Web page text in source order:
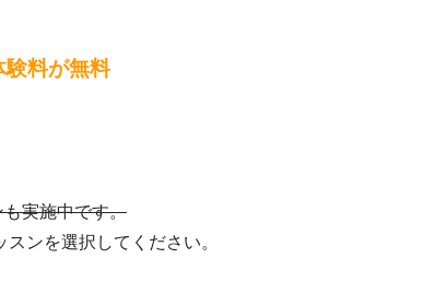
料が無料
実施中です。
ンを選択してください。